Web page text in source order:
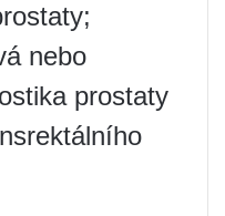
nebo
prostaty